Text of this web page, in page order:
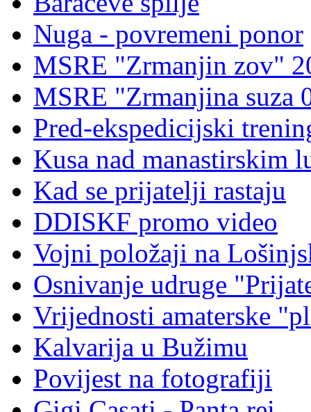
Nuga - povremeni ponor
MSRE "Zrmanjin zov"
MSRE "Zrmanjina suza
Pred-ekspedicijski
Kusa nad manastirskim
Kad se prijatelji rastaju
DDISKF promo video
Vojni položaji na
Osnivanje udruge
Vrijednosti amaterske
Kalvarija u Bužimu
Povijest na fotografiji